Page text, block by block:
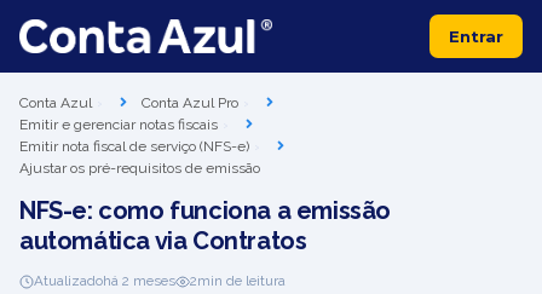
Entrar
Conta Azul
Conta Azul Pro
Emitir e gerenciar notas fiscais
Emitir nota fiscal de serviço (NFS-e)
Ajustar os pré-requisitos de emissão
NFS-e: como funciona a emissão
automática via Contratos
Atualizadohá 2 meses 2min de leitura